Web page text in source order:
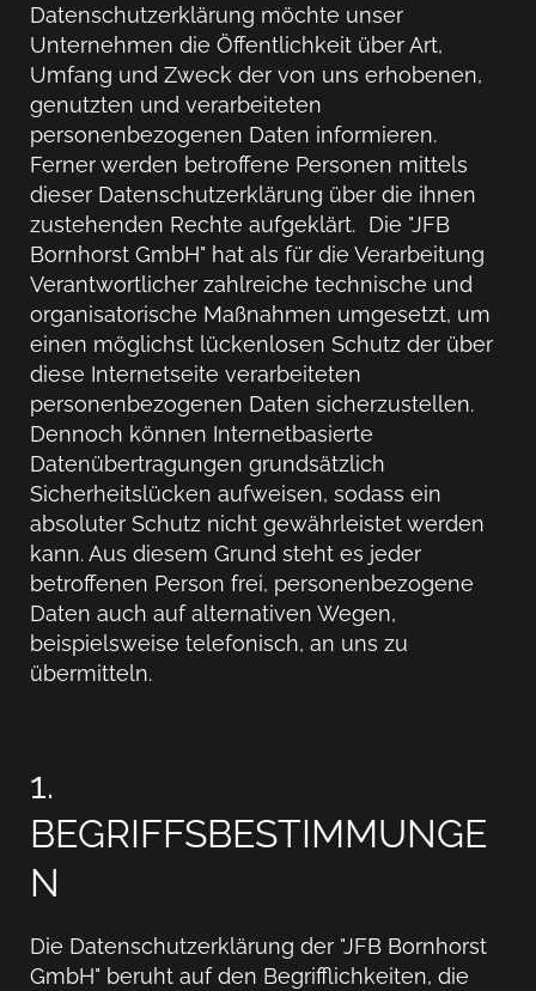
Datenschutzerklärung möchte unser
Unternehmen die Öffentlichkeit über Art,
Umfang und Zweck der von uns erhobenen,
genutzten und verarbeiteten
personenbezogenen Daten informieren.
Ferner werden betroffene Personen mittels
dieser Datenschutzerklärung über die ihnen
zustehenden Rechte aufgeklärt. Die "JFB
Bornhorst GmbH" hat als für die Verarbeitung
Verantwortlicher zahlreiche technische und
organisatorische Maßnahmen umgesetzt, um
einen möglichst lückenlosen Schutz der über
diese Internetseite verarbeiteten
personenbezogenen Daten sicherzustellen.
Dennoch können Internetbasierte
Datenübertragungen grundsätzlich
Sicherheitslücken aufweisen, sodass ein
absoluter Schutz nicht gewährleistet werden
kann. Aus diesem Grund steht es jeder
betroffenen Person frei, personenbezogene
Daten auch auf alternativen Wegen,
beispielsweise telefonisch, an uns zu
übermitteln.
1.
BEGRIFFSBESTIMMUNGE
N
Die Datenschutzerklärung der "JFB Bornhorst
GmbH" beruht auf den Begrifflichkeiten, die